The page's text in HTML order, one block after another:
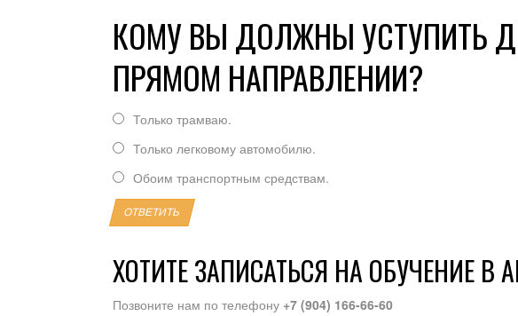
КОМУ ВЫ ДОЛЖНЫ УСТУПИТЬ
ПРЯМОМ НАПРАВЛЕНИИ?
Только трамваю.
Только легковому автомобилю.
Обоим транспортным средствам.
ОТВЕТИТЬ
ХОТИТЕ ЗАПИСАТЬСЯ НА ОБУЧЕНИЕ В
Позвоните нам по телефону +7 (904) 166-66-60